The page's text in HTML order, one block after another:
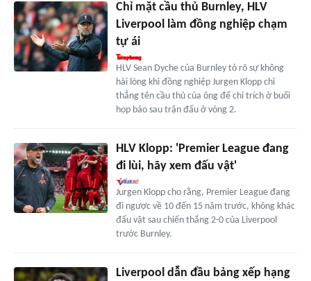
Chỉ mặt cầu thủ Burnley, HLV
Liverpool làm đồng nghiệp chạm
tự ái
HLV Sean Dyche của Burnley tỏ rõ sự không
hài lòng khi đồng nghiệp Jurgen Klopp chỉ
thẳng tên cầu thủ của ông để chỉ trích ở buổi
họp báo sau trận đấu ở vòng 2.
HLV Klopp: 'Premier League đang
đi lùi, hãy xem đấu vật'
Jurgen Klopp cho rằng, Premier League đang
đi ngược về 10 đến 15 năm trước, không khác
đấu vật sau chiến thắng 2-0 của Liverpool
trước Burnley.
Liverpool dẫn đầu bảng xếp hạng